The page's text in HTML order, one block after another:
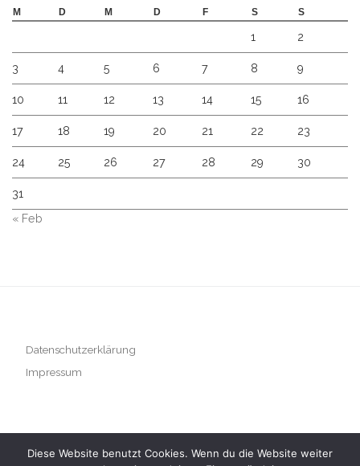
M
D M D F S S
1 2
3 4 5 6 7 8 9
10 11 12 13 14 15 16
17 18 19 20 21 22 23
24 25 26 27 28 29 30
31
« Feb
Datenschutzerklärung
Impressum
Diese Website benutzt Cookies. Wenn du die Website weiter